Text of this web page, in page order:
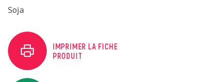
Soja
IMPRIMER LA FICHE
PRODUIT